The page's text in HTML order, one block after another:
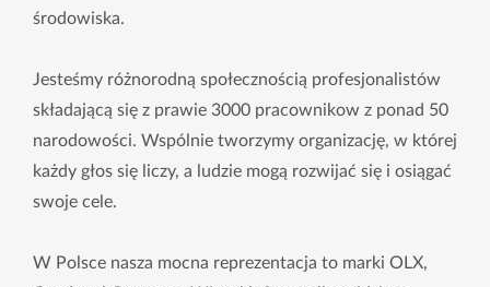
środowiska.
Jesteśmy różnorodną społecznością profesjonalistów
składającą się z prawie 3000 pracownikow z ponad 50
narodowości. Wspólnie tworzymy organizację, w której
każdy głos się liczy, a ludzie mogą rozwijać się i osiągać
swoje cele.
W Polsce nasza mocna reprezentacja to marki OLX,